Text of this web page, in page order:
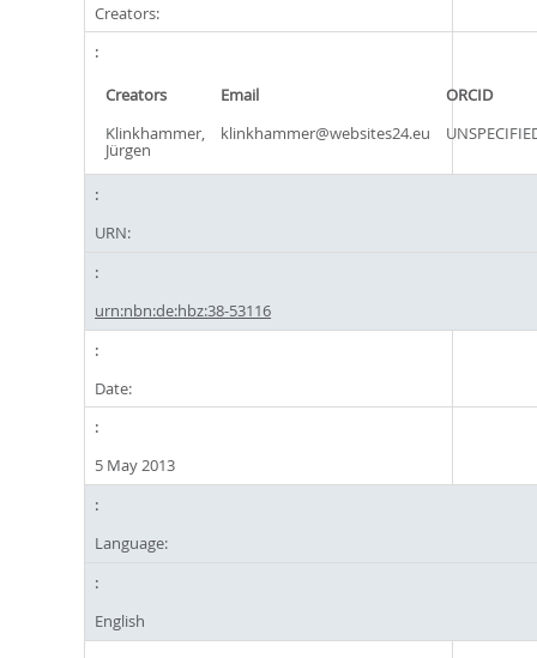
Creators:
Creators Email
ORCID
Klinkhammer,
Jürgen
klinkhammer@websites24.eu
URN:
urn:nbn:de:hbz:38-53116
Date:
5 May 2013
Language:
English